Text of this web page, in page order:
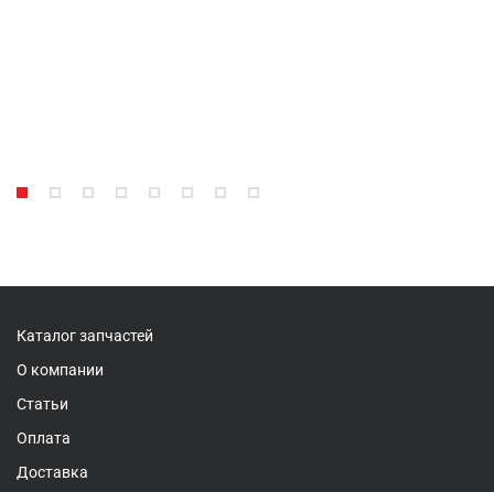
Каталог запчастей
О компании
Статьи
Оплата
Доставка